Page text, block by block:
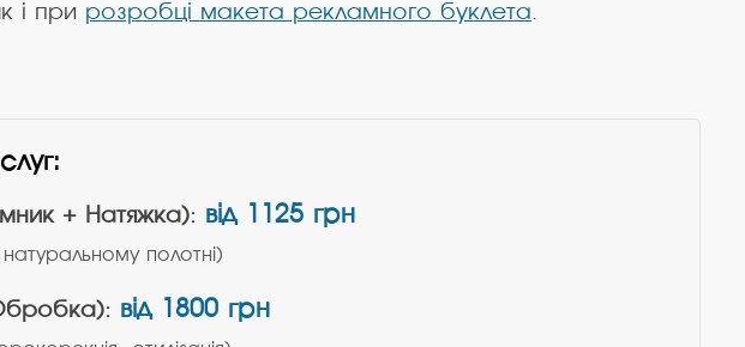
і при розробці макета рекламного буклета.
+ Натяжка): від 1125 грн
полотні)
від 1800 грн